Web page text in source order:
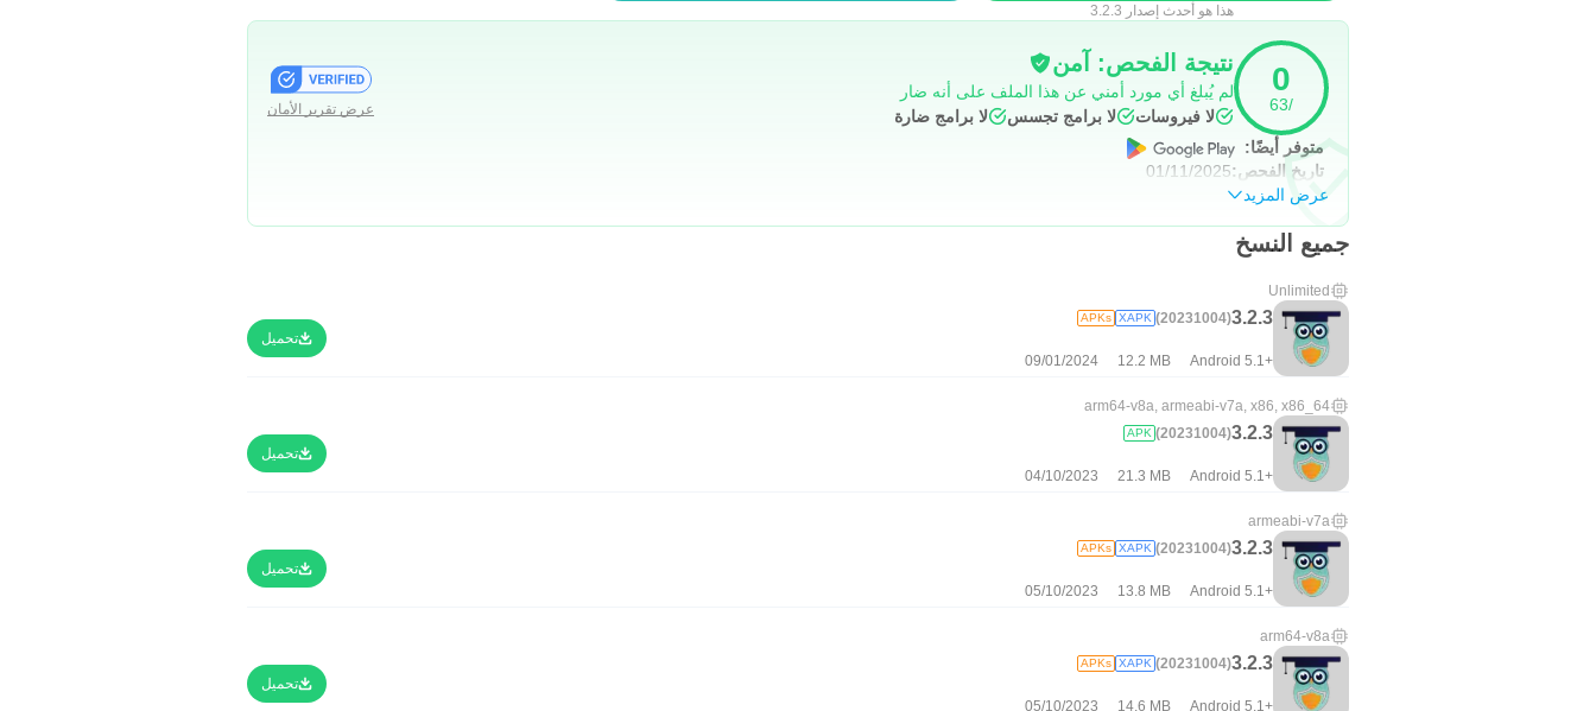
هذا هو أحدث إصدار 3.2.3
0
/63
نتيجة الفحص: آمن
لم يُبلغ أي مورد أمني عن هذا الملف على أنه ضار
لا فيروسات
لا برامج تجسس
لا برامج ضارة
متوفر أيضًا:
تاريخ الفحص:01/11/2025
عرض المزيد
عرض تقرير الأمان
جميع النسخ
Unlimited
3.2.3
(20231004)
XAPK
APKs
09/01/2024 12.2 MB Android 5.1+
تحميل
arm64-v8a, armeabi-v7a, x86, x86_64
3.2.3
(20231004)
APK
04/10/2023 21.3 MB Android 5.1+
تحميل
armeabi-v7a
3.2.3
(20231004)
XAPK
APKs
05/10/2023 13.8 MB Android 5.1+
تحميل
arm64-v8a
3.2.3
(20231004)
XAPK
APKs
05/10/2023 14.6 MB Android 5.1+
تحميل